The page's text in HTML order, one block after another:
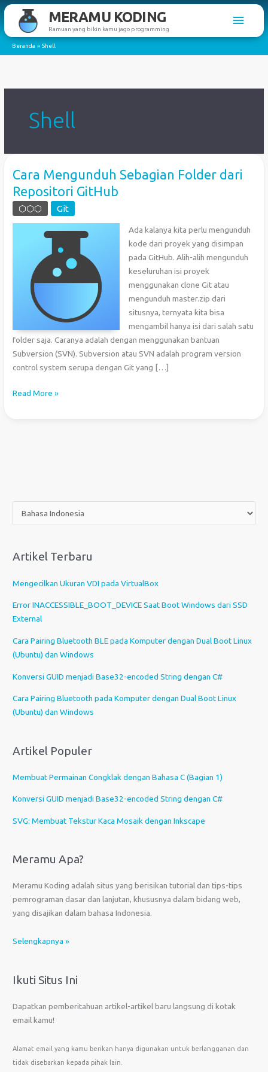
Lewati
konten
MERAMU KODING
Ramuan yang bikin kamu jago programming
Menu
Beranda Shell
Shell
Cara Mengunduh Sebagian Folder dari
Repositori GitHub
⬡⬡⬡ Git
Ada kalanya kita perlu mengunduh
kode dari proyek yang disimpan
pada GitHub. Alih-alih mengunduh
keseluruhan isi proyek
menggunakan clone Git atau
mengunduh master.zip dari
situsnya, ternyata kita bisa
mengambil hanya isi dari salah satu
folder saja. Caranya adalah dengan menggunakan bantuan
Subversion (SVN). Subversion atau SVN adalah program version
control system serupa dengan Git yang […]
Cara
Sebagian
Read More »
h
e
b
u
h
b
a
a
s
Artikel Terbaru
Mengecilkan Ukuran VDI pada VirtualBox
Error INACCESSIBLE_BOOT_DEVICE Saat Boot Windows dari SSD
External
Cara Pairing Bluetooth BLE pada Komputer dengan Dual Boot Linux
(Ubuntu) dan Windows
Konversi GUID menjadi Base32-encoded String dengan C#
Cara Pairing Bluetooth pada Komputer dengan Dual Boot Linux
(Ubuntu) dan Windows
Artikel Populer
Membuat Permainan Congklak dengan Bahasa C (Bagian 1)
Konversi GUID menjadi Base32-encoded String dengan C#
SVG: Membuat Tekstur Kaca Mosaik dengan Inkscape
Meramu Apa?
Meramu Koding adalah situs yang berisikan tutorial dan tips-tips
pemrograman dasar dan lanjutan, khususnya dalam bidang web,
yang disajikan dalam bahasa Indonesia.
Selengkapnya »
Ikuti Situs Ini
Dapatkan pemberitahuan artikel-artikel baru langsung di kotak
email kamu!
Alamat email yang kamu berikan hanya digunakan untuk berlangganan dan
tidak disebarkan kepada pihak lain.